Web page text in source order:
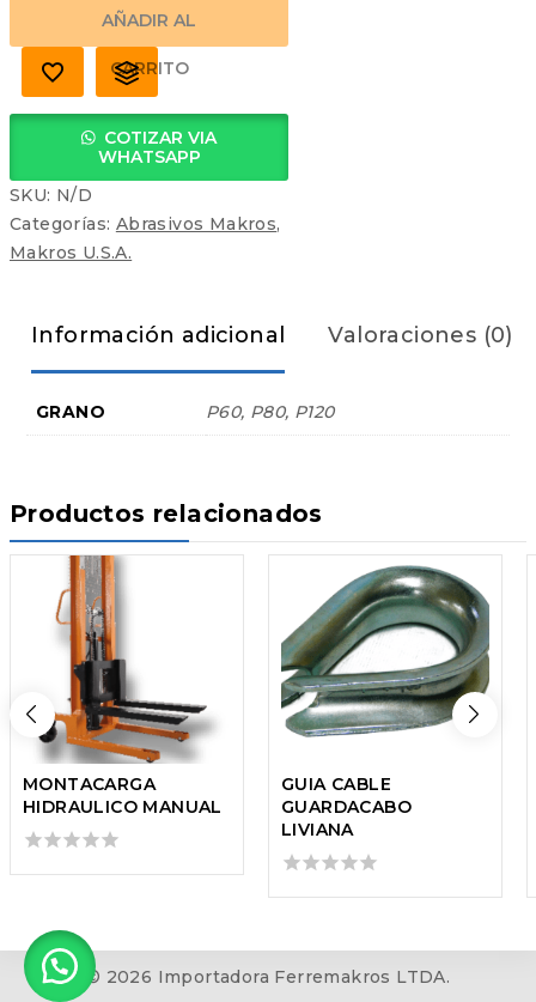
AÑADIR AL
CARRITO
COTIZAR VIA
WHATSAPP
SKU: N/D
Categorías: Abrasivos Makros,
Makros U.S.A.
Información adicional Valoraciones (0)
GRANO P60, P80, P120
Productos relacionados
MONTACARGA
HIDRAULICO MANUAL
0
GUIA CABLE
GUARDACABO
LIVIANA
0
© 2026 Importadora Ferremakros LTDA.